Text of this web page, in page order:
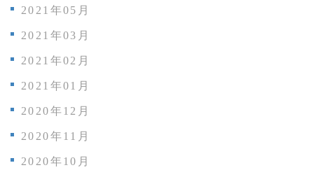
2021年05月
2021年03月
2021年02月
2021年01月
2020年12月
2020年11月
2020年10月